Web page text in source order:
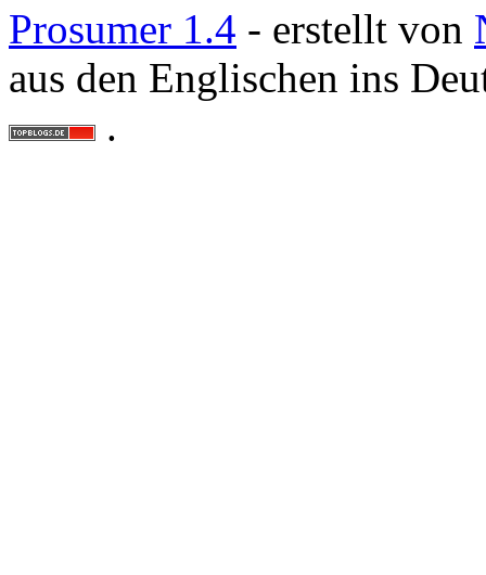
Prosumer 1.4 - erstellt von
aus den Englischen ins
.